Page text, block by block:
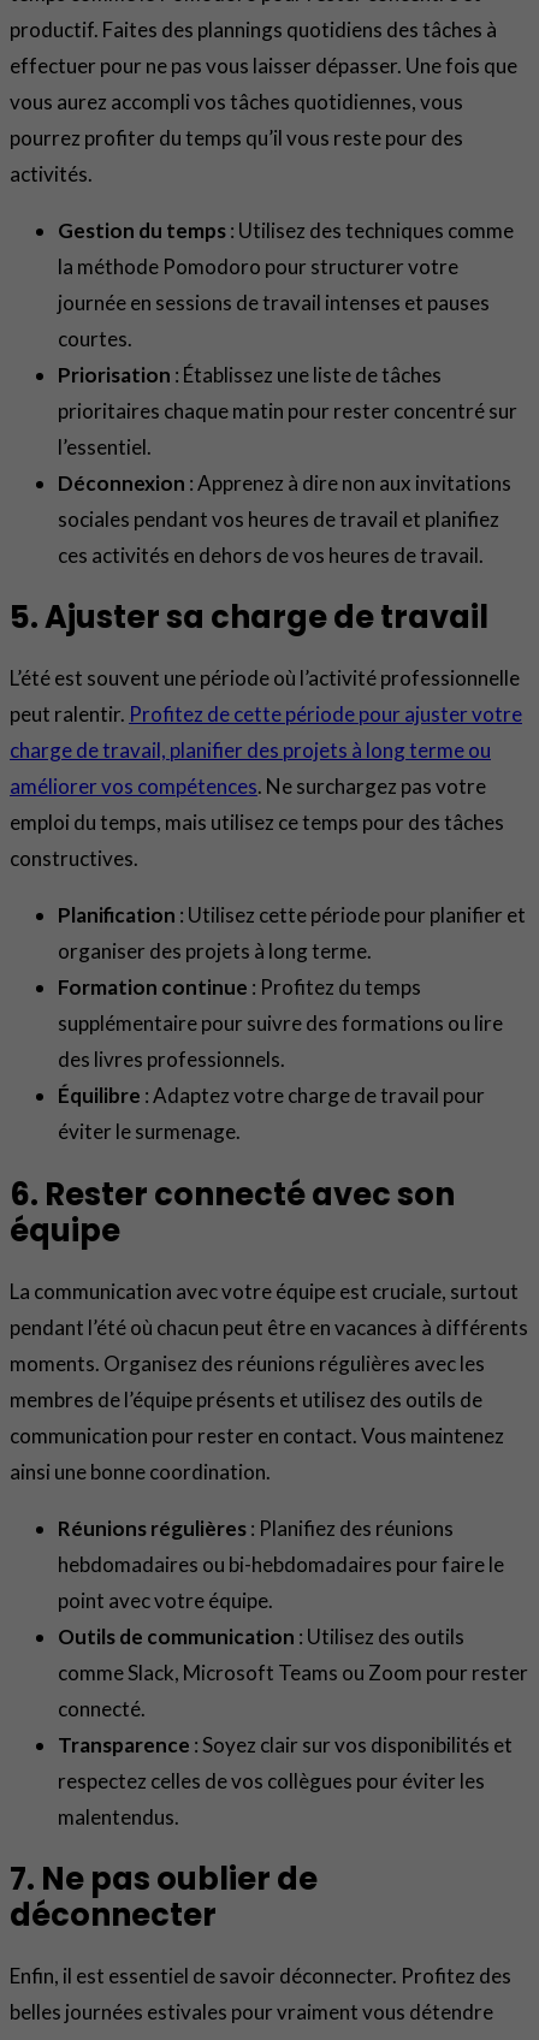
productif. Faites des plannings quotidiens des tâches à
effectuer pour ne pas vous laisser dépasser. Une fois que
vous aurez accompli vos tâches quotidiennes, vous
pourrez profiter du temps qu’il vous reste pour des
activités.
Gestion du temps: Utilisez des techniques comme
la méthode Pomodoro pour structurer votre
journée en sessions de travail intenses et pauses
courtes.
Priorisation : Établissez une liste de tâches
prioritaires chaque matin pour rester concentré sur
l’essentiel.
Déconnexion : Apprenez à dire non aux invitations
sociales pendant vos heures de travail et planifiez
ces activités en dehors de vos heures de travail.
5. Ajuster sa charge de travail
L’été est souvent une période où l’activité professionnelle
peut ralentir. Profitez de cette période pour ajuster votre
charge de travail, planifier des projets à long terme ou
améliorer vos compétences. Ne surchargez pas votre
emploi du temps, mais utilisez ce temps pour des tâches
constructives.
Planification : Utilisez cette période pour planifier et
organiser des projets à long terme.
Formation continue : Profitez du temps
supplémentaire pour suivre des formations ou lire
des livres professionnels.
Équilibre : Adaptez votre charge de travail pour
éviter le surmenage.
6. Rester connecté avec son
équipe
La communication avec votre équipe est cruciale, surtout
pendant l’été où chacun peut être en vacances à différents
moments. Organisez des réunions régulières avec les
membres de l’équipe présents et utilisez des outils de
communication pour rester en contact. Vous maintenez
ainsi une bonne coordination.
Réunions régulières: Planifiez des réunions
hebdomadaires ou bi-hebdomadaires pour faire le
point avec votre équipe.
Outils de communication : Utilisez des outils
comme Slack, Microsoft Teams ou Zoom pour rester
connecté.
Transparence : Soyez clair sur vos disponibilités et
respectez celles de vos collègues pour éviter les
malentendus.
7. Ne pas oublier de
déconnecter
Enfin, il est essentiel de savoir déconnecter. Profitez des
belles journées estivales pour vraiment vous détendre